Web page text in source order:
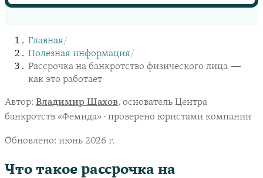
Главная/
Полезная информация/
Рассрочка на банкротство физического лица —
как это работает
Автор: Владимир Шахов, основатель Центра
банкротств «Фемида» · проверено юристами компании
Обновлено: июнь 2026 г.
Что такое рассрочка на